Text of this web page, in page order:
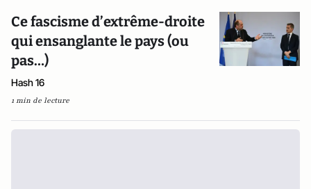
Ce fascisme d’extrême-droite
qui ensanglante le pays (ou
pas…)
Hash 16
1 min de lecture